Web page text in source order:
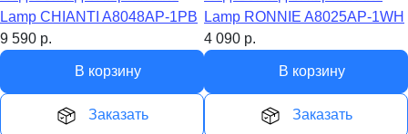
Lamp CHIANTI A8048AP-1PB
9 590 р.
В корзину
Заказать
Lamp RONNIE A8025AP-1WH
4 090 р.
В корзину
Заказать